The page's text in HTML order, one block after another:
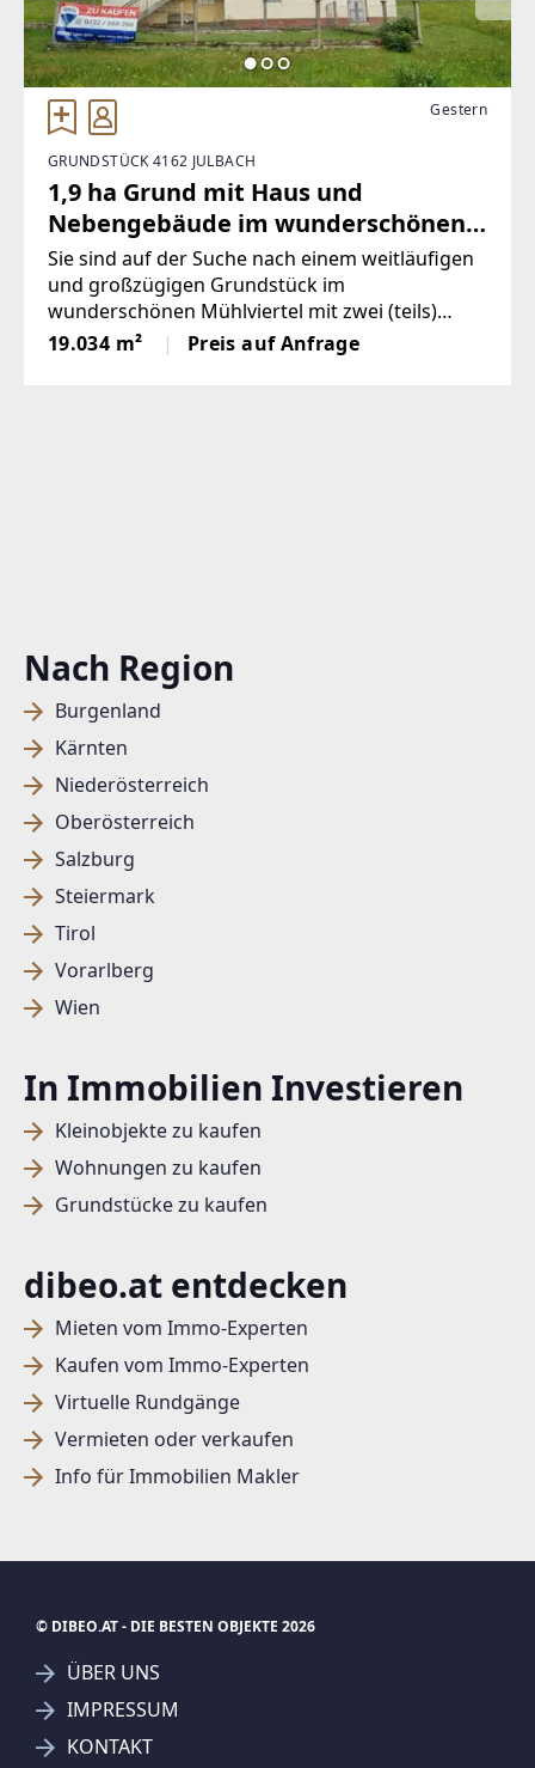
Nach Region
Burgenland
Kärnten
Niederösterreich
Oberösterreich
Salzburg
Steiermark
Tirol
Vorarlberg
Wien
In Immobilien Investieren
Kleinobjekte zu kaufen
Wohnungen zu kaufen
Grundstücke zu kaufen
dibeo.at entdecken
Mieten vom Immo-Experten
Kaufen vom Immo-Experten
Virtuelle Rundgänge
Vermieten oder verkaufen
Info für Immobilien Makler
Gestern
GRUNDSTÜCK 4162 JULBACH
1,9 ha Grund mit Haus und
Nebengebäude im wunderschönen
Mühlviertel!
Sie sind auf der Suche nach einem weitläufigen
und großzügigen Grundstück im
wunderschönen Mühlviertel mit zwei (teils)
sanierungsbedürftigen Gebäuden, bei denen Sie
Ihre eigenen Wünsche und Vorstellungen vom
19.034 m² Preis auf Anfrage
© DIBEO.AT - DIE BESTEN OBJEKTE 2026
ÜBER UNS
IMPRESSUM
KONTAKT